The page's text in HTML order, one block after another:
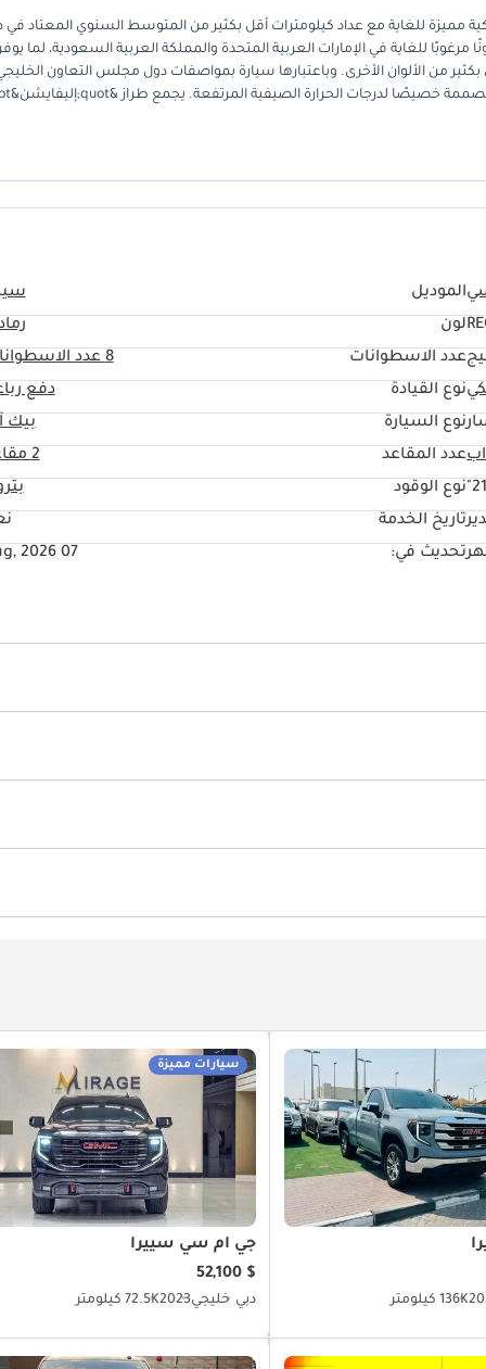
يوفر تجربة ملكية مميزة للغاية مع عداد كيلومترات أقل بكثير من المتوسط السنوي المعتاد
الرمادي الخارجي لونًا مرغوبًا للغاية في الإمارات العربية المتحدة والمملكة العربية السعودية، لما
من الألوان الأخرى. وباعتبارها سيارة بمواصفات دول مجلس التعاون
الموديل
لون
عدد الاسطوانات 8عدد
نوع القيادة
دفع
نوع السيارة
بيك
عدد المقاعد
2 مقاعد
نوع الوقود
تاريخ الخدمة
تحديث في:
07 Aug, 2026
136K كيلومتر
سيارات مميزة
جي أم سي سييرا
$ 52,100
دبي خليجي202372.5K كيلومتر